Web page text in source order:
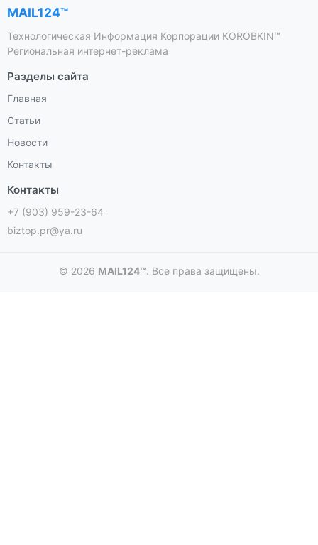
MAIL124™
Технологическая Информация Корпорации KOROBKIN™
Региональная интернет-реклама
Разделы сайта
Главная
Статьи
Новости
Контакты
Контакты
+7 (903) 959-23-64
biztop.pr@ya.ru
© 2026 MAIL124™. Все права защищены.